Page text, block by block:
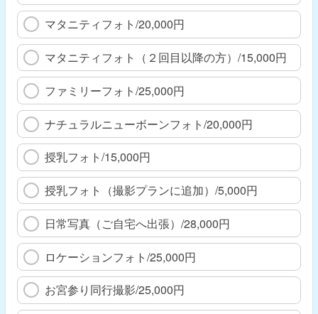
マタニティフォト/20,000円
マタニティフォト（２回目以降の方）/15,000円
ファミリーフォト/25,000円
ナチュラルニューボーンフォト/20,000円
授乳フォト/15,000円
授乳フォト（撮影プランに追加）/5,000円
日常写真（ご自宅へ出張）/28,000円
ロケーションフォト/25,000円
お宮参り同行撮影/25,000円